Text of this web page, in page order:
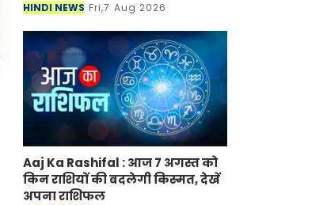
HINDI NEWS Fri,7 Aug 2026
Aaj Ka Rashifal : आज 7 अगस्त को
किन राशियों की बदलेगी किस्मत, देखें
अपना राशिफल